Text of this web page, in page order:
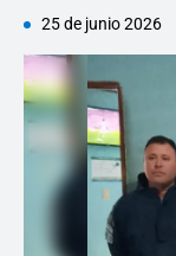
25 de junio 2026